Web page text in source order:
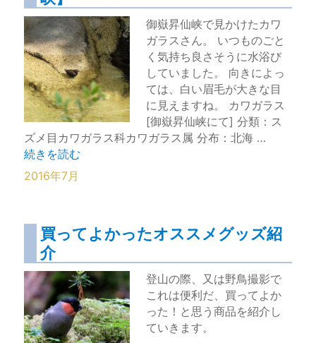
御嶽昇仙峡で見かけたカワ
ガラスさん。 いつものごと
く気持ち良さそうに水浴び
していました。 向きによっ
ては、白い眉毛が大きな目
に見えますね。 カワガラス
[御嶽昇仙峡にて] 分類：ス
ズメ目カワガラス科カワガラス属 分布：北海 …
“水浴びするカワガラス【御嶽昇仙峡】” の
続きを読む
2016年7月
買ってよかったオススメグッズ紹
介
登山の際、又は野鳥撮影で
これは便利だ、買ってよか
った！と思う商品を紹介し
ていきます。